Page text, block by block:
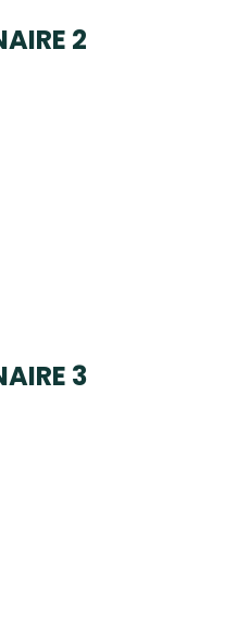
2
3